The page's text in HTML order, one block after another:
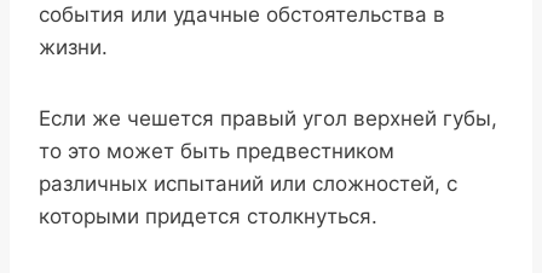
события или удачные обстоятельства в
жизни.
Если же чешется правый угол верхней губы,
то это может быть предвестником
различных испытаний или сложностей, с
которыми придется столкнуться.